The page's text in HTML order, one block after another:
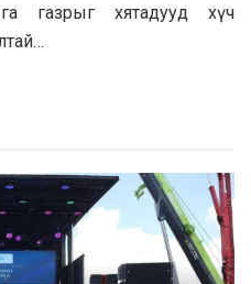
газрыг хятадууд хүч